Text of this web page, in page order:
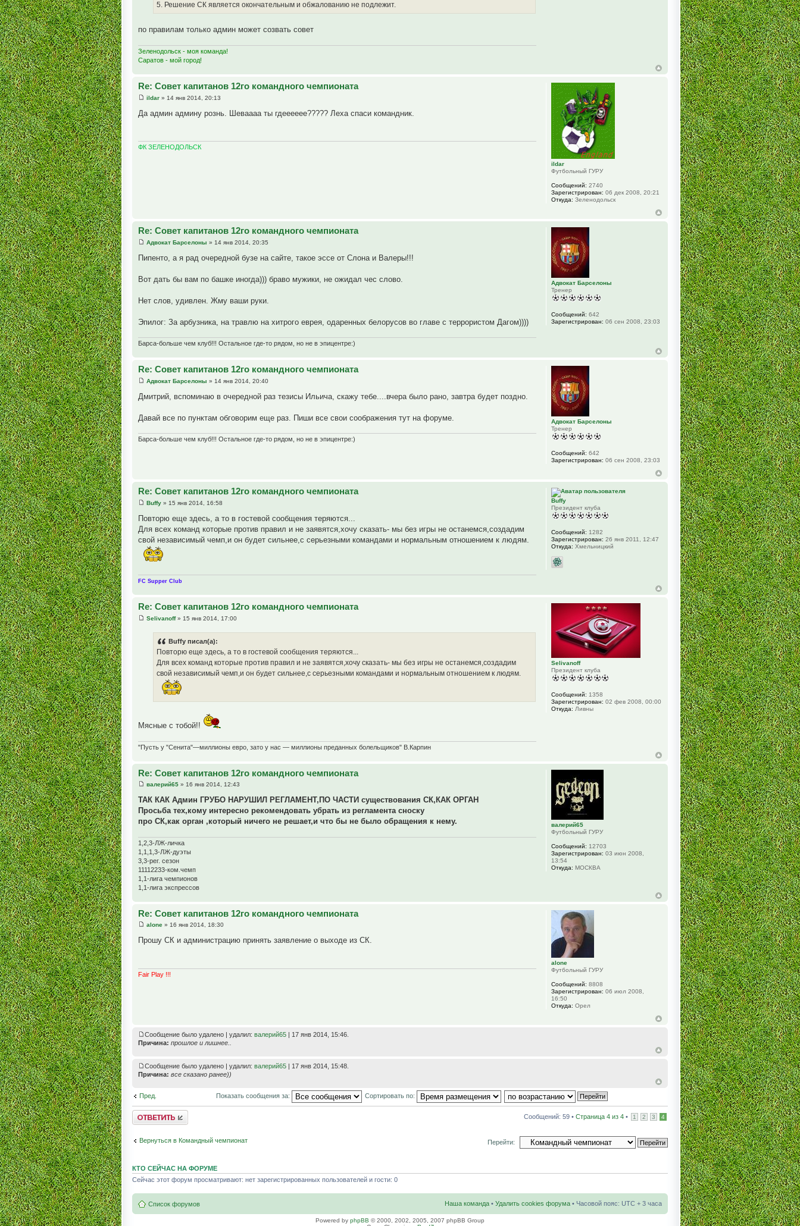
5. Решение СК является окончательным и обжалованию не подлежит.
по правилам только админ может созвать совет
Зеленодольск - моя команда!
Саратов - мой город!
Re: Совет капитанов 12го командного чемпионата
ildar » 14 янв 2014, 20:13
Да админ админу рознь. Шеваааа ты гдееееее????? Леха спаси командник.
ФК ЗЕЛЕНОДОЛЬСК
ildar
Футбольный ГУРУ
Сообщений: 2740
Зарегистрирован: 06 дек 2008, 20:21
Откуда: Зеленодольск
Re: Совет капитанов 12го командного чемпионата
Адвокат Барселоны » 14 янв 2014, 20:35
Пипенто, а я рад очередной бузе на сайте, такое эссе от Слона и Валеры!!!
Вот дать бы вам по башке иногда))) браво мужики, не ожидал чес слово.
Нет слов, удивлен. Жму ваши руки.
Эпилог: За арбузника, на травлю на хитрого еврея, одаренных белорусов во главе с террористом Дагом))))
Барса-больше чем клуб!!! Остальное где-то рядом, но не в эпицентре:)
Адвокат Барселоны
Тренер
Сообщений: 642
Зарегистрирован: 06 сен 2008, 23:03
Re: Совет капитанов 12го командного чемпионата
Адвокат Барселоны » 14 янв 2014, 20:40
Дмитрий, вспоминаю в очередной раз тезисы Ильича, скажу тебе....вчера было рано, завтра будет поздно.
Давай все по пунктам обговорим еще раз. Пиши все свои соображения тут на форуме.
Барса-больше чем клуб!!! Остальное где-то рядом, но не в эпицентре:)
Адвокат Барселоны
Тренер
Сообщений: 642
Зарегистрирован: 06 сен 2008, 23:03
Re: Совет капитанов 12го командного чемпионата
Buffy » 15 янв 2014, 16:58
Повторю еще здесь, а то в гостевой сообщения теряются...
Для всех команд которые против правил и не заявятся,хочу сказать- мы без игры не останемся,создадим
свой независимый чемп,и он будет сильнее,с серьезными командами и нормальным отношением к людям.
FC Supper Club
Buffy
Президент клуба
Сообщений: 1282
Зарегистрирован: 26 янв 2011, 12:47
Откуда: Хмельницкий
Re: Совет капитанов 12го командного чемпионата
Selivanoff» 15 янв 2014, 17:00
Buffy писал(а):
Повторю еще здесь, а то в гостевой сообщения теряются...
Для всех команд которые против правил и не заявятся,хочу сказать- мы без игры не останемся,создадим
свой независимый чемп,и он будет сильнее,с серьезными командами и нормальным отношением к людям.
Мясные с тобой!!
"Пусть у "Сенита"—миллионы евро, зато у нас — миллионы преданных болельщиков" В.Карпин
Selivanoff
Президент клуба
Сообщений: 1358
Зарегистрирован: 02 фев 2008, 00:00
Откуда: Ливны
Re: Совет капитанов 12го командного чемпионата
валерий65 » 16 янв 2014, 12:43
ТАК КАК Админ ГРУБО НАРУШИЛ РЕГЛАМЕНТ,ПО ЧАСТИ существования СК,КАК ОРГАН
Просьба тех,кому интересно рекомендовать убрать из регламента сноску
про СК,как орган ,который ничего не решает,и что бы не было обращения к нему.
1,2,3-ЛЖ-личка
1,1,1,3-ЛЖ-дуэты
3,3-рег. сезон
11112233-ком.чемп
1,1-лига чемпионов
1,1-лига экспрессов
валерий65
Футбольный ГУРУ
Сообщений: 12703
Зарегистрирован: 03 июн 2008,
13:54
Откуда: МОСКВА
Re: Совет капитанов 12го командного чемпионата
alone » 16 янв 2014, 18:30
Прошу СК и администрацию принять заявление о выходе из СК.
Fair Play !!!
alone
Футбольный ГУРУ
Сообщений: 8808
Зарегистрирован: 06 июл 2008,
16:50
Откуда: Орел
Сообщение было удалено | удалил: валерий65 | 17 янв 2014, 15:46.
Причина: прошлое и лишнее..
Сообщение было удалено | удалил: валерий65 | 17 янв 2014, 15:48.
Причина: все сказано ранее))
Пред. Показать сообщения за: Сортировать по:
Комментировать Сообщений: 59 • Страница 4 из 4 • 1 2 3 4
Вернуться в Командный чемпионат Перейти:
КТО СЕЙЧАС НА ФОРУМЕ
Сейчас этот форум просматривают: нет зарегистрированных пользователей и гости: 0
Список форумов Наша команда • Удалить cookies форума • Часовой пояс: UTC + 3 часа
Powered by phpBB © 2000, 2002, 2005, 2007 phpBB Group